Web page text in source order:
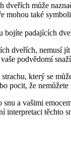
dveřích může
mohou také
bojíte padajících
dveřích, nemusí
podvědomí
který se
pocit, že nemůžete
snu a vašimi
interpretaci těchto